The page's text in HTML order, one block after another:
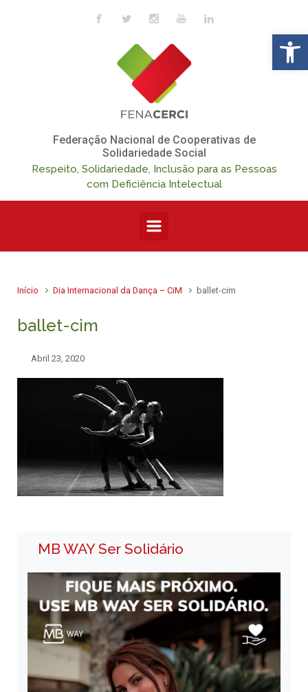
Skip to main content
Federação Nacional de Cooperativas de
Solidariedade Social
Respeito, Solidariedade, Inclusão para as Pessoas
com Deficiência Intelectual
Início Dia Internacional da Dança – CiM ballet-cim
ballet-cim
Abril 23, 2020
MB WAY Ser Solidário